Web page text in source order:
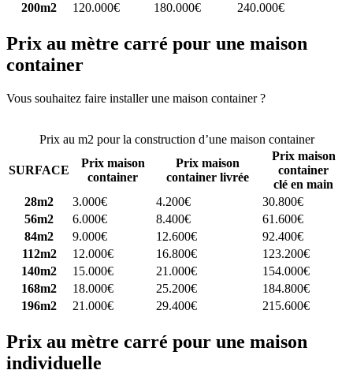
200m2
120.000€ 180.000€ 240.000€
Prix au mètre carré pour une maison
container
Vous souhaitez faire installer une maison container ?
Prix au m2 pour la construction d’une maison container
SURFACE
Prix maison
container
Prix maison
container livrée
Prix maison
container
clé en main
28m2
3.000€ 4.200€
30.800€
56m2
6.000€ 8.400€
61.600€
84m2
9.000€ 12.600€
92.400€
112m2
12.000€ 16.800€
123.200€
140m2
15.000€ 21.000€
154.000€
168m2
18.000€ 25.200€
184.800€
196m2
21.000€ 29.400€ 215.600€
Prix au mètre carré pour une maison
individuelle